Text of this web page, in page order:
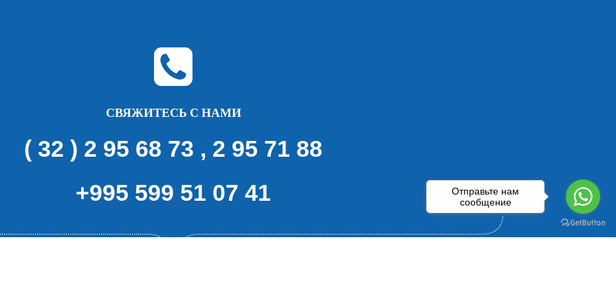
СВЯЖИТЕСЬ С НАМИ
( 32 ) 2 95 68 73 , 2 95 71 88
+995 599 51 07 41
Отправьте нам
сообщение